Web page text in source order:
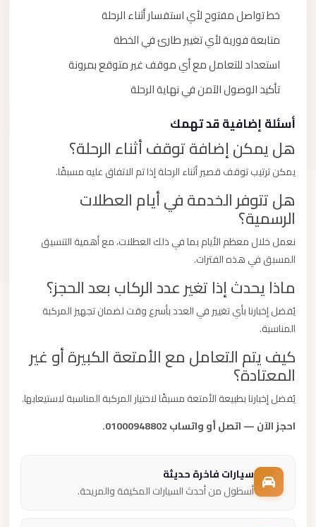
خط تواصل مفتوح لأي استفسار أثناء الرحلة
متابعة فورية لأي تغيير طارئ في الخطة
استعداد للتعامل مع أي موقف غير متوقع بمرونة
تأكيد الوصول الآمن في نهاية الرحلة
أسئلة إضافية قد تهمك
هل يمكن إضافة توقف أثناء الرحلة؟
يمكن ترتيب توقف قصير أثناء الرحلة إذا تم الاتفاق عليه مسبقًا.
هل تتوفر الخدمة في أيام العطلات
الرسمية؟
نعمل خلال معظم الأيام بما في ذلك العطلات، مع أهمية التنسيق
المسبق في هذه الفترات.
ماذا يحدث إذا تغير عدد الركاب بعد الحجز؟
يُفضل إخبارنا بأي تغيير في العدد بأسرع وقت لضمان تجهيز المركبة
المناسبة.
كيف يتم التعامل مع الأمتعة الكبيرة أو غير
المعتادة؟
يُفضل إخبارنا بطبيعة الأمتعة مسبقًا لاختيار المركبة المناسبة لاستيعابها.
احجز الآن — اتصل أو واتساب 01000948802.
سيارات فاخرة حديثة
أسطول من أحدث السيارات المكيفة والمريحة.